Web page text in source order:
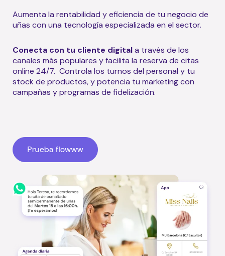
Aumenta la rentabilidad y eficiencia de tu negocio de
uñas con una tecnología especializada en el sector.
Conecta con tu cliente digitala través de los
canales más populares y facilita la reserva de citas
online 24/7. Controla los turnos del personal y tu
stock de productos, y potencia tu marketing con
campañas y programas de fidelización.